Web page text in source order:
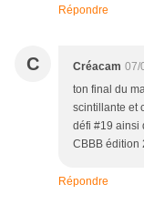
Répondre
C Créacam 07/
ton final du
scintillante et
défi #19 ainsi
CBBB édition
Répondre